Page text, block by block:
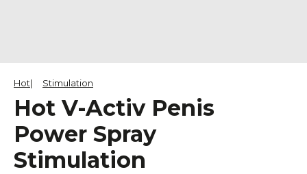
Hot Stimulation
Hot V-Activ Penis
Power Spray
Stimulation